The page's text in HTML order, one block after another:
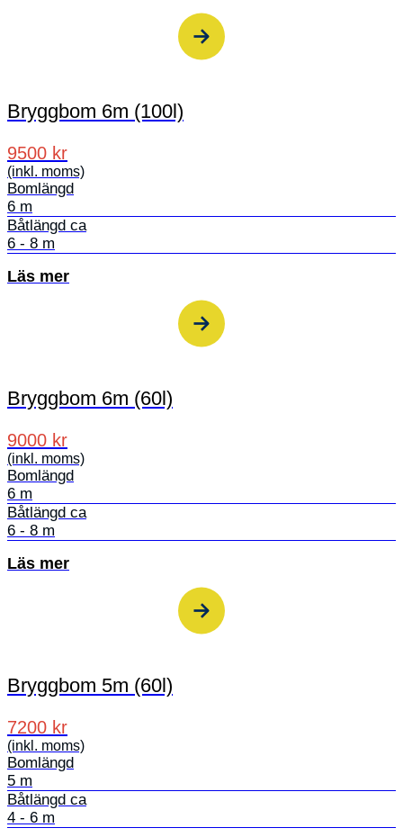
Bryggbom 6m (100l)
9500 kr
(inkl. moms)
Bomlängd
6 m
Båtlängd ca
6 - 8 m
Läs mer
Bryggbom 6m (60l)
9000 kr
(inkl. moms)
Bomlängd
6 m
Båtlängd ca
6 - 8 m
Läs mer
Bryggbom 5m (60l)
7200 kr
(inkl. moms)
Bomlängd
5 m
Båtlängd ca
4 - 6 m